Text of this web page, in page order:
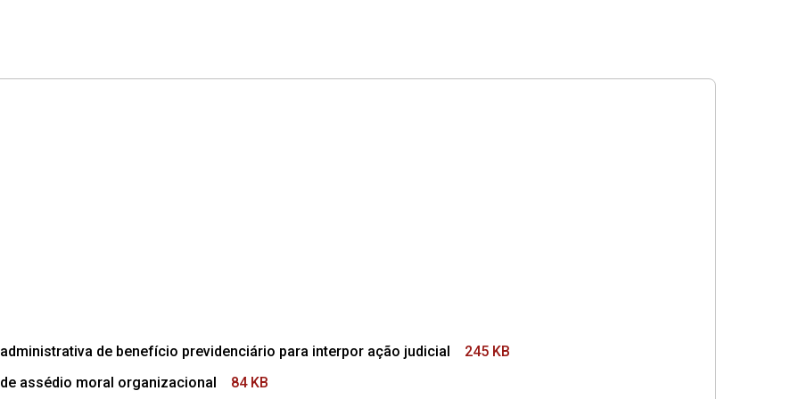
de benefício previdenciário para interpor ação judicial
245 KB
assédio moral organizacional
84 KB